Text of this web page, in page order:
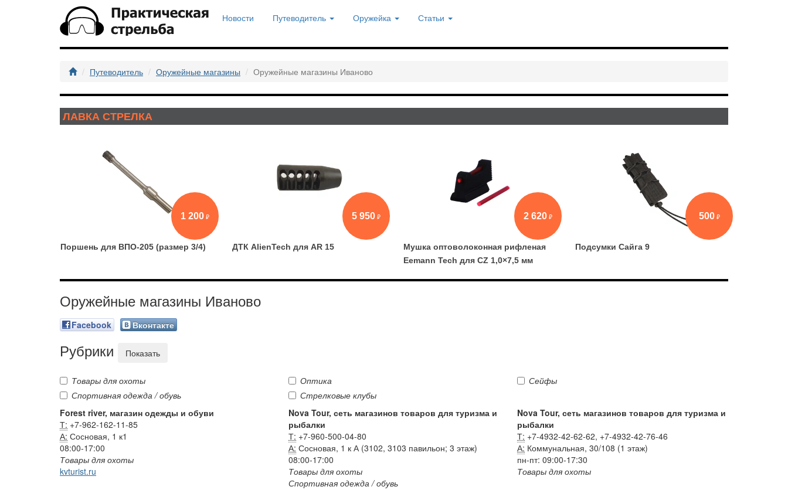
Новости Путеводитель Оружейка Статьи
Путеводитель Оружейные магазины Оружейные магазины Иваново
ЛАВКА СТРЕЛКА
1 200
Поршень для ВПО-205 (размер 3/4)
5 950
ДТК AlienTech для AR 15
2 620
Мушка оптоволоконная рифленая
Eemann Tech для CZ 1,0×7,5 мм
500
Подсумки Сайга 9
Оружейные магазины Иваново
Facebook Вконтакте
Рубрики Показать
Товары для охоты
Спортивная одежда / обувь
Оптика
Стрелковые клубы
Сейфы
Forest river, магазин одежды и обуви
Т: +7-962-162-11-85
А: Сосновая, 1 к1
08:00-17:00
Товары для охоты
kvturist.ru
Nova Tour, сеть магазинов товаров для туризма и
рыбалки
Т: +7-960-500-04-80
А: Сосновая, 1 к А (3102, 3103 павильон; 3 этаж)
08:00-17:00
Товары для охоты
Спортивная одежда / обувь
Nova Tour, сеть магазинов товаров для туризма и
рыбалки
Т: +7-4932-42-62-62, +7-4932-42-76-46
А: Коммунальная, 30/108 (1 этаж)
пн-пт: 09:00-17:30
Товары для охоты